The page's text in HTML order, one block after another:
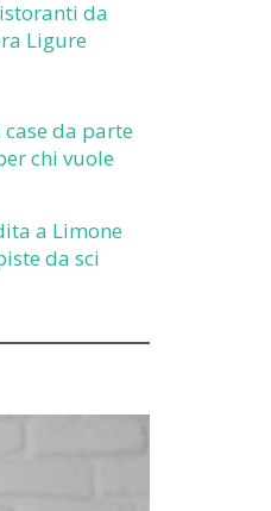
da
Ligure
da parte
chi vuole
a Limone
da sci